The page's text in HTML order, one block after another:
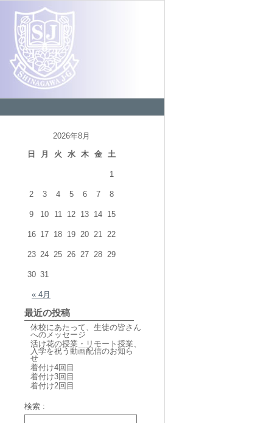
2026年8月
日
月 火 水 木 金 土
« 4月
1
2 3 4 5 6 7 8
9 10 11 12 13 14 15
16 17 18 19 20 21 22
23 24 25 26 27 28 29
30 31
最近の投稿
休校にあたって、生徒の皆さん
へのメッセージ
活け花の授業・リモート授業、
入学を祝う動画配信のお知ら
せ
着付け4回目
着付け3回目
着付け2回目
検索 :